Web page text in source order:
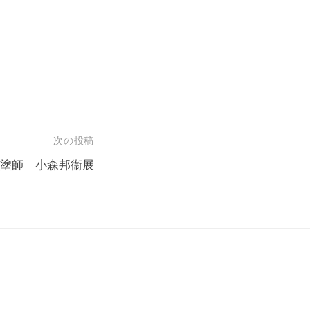
次の投稿
塗師 小森邦衞展